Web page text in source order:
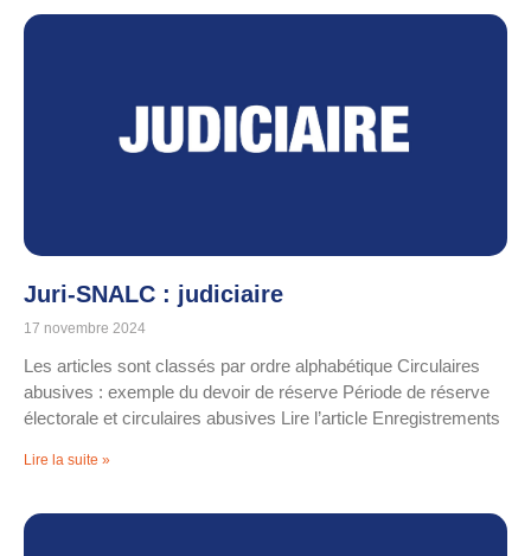
Juri-SNALC : judiciaire
17 novembre 2024
Les articles sont classés par ordre alphabétique Circulaires
abusives : exemple du devoir de réserve Période de réserve
électorale et circulaires abusives Lire l’article Enregistrements
Lire la suite »